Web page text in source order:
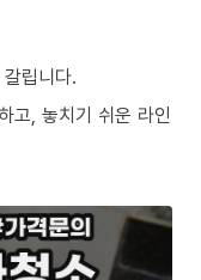
갈립니다.
고, 놓치기 쉬운 라인